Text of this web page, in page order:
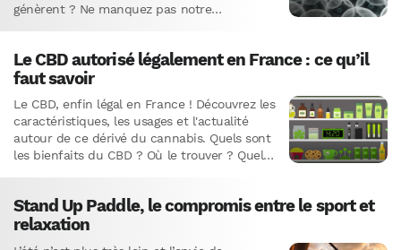
génèrent ? Ne manquez pas notre
anti-âge des antioxydants.
Le CBD autorisé légalement en France : ce qu’il
faut savoir
Le CBD, enfin légal en France ! Découvrez les
caractéristiques, les usages et l'actualité
autour de ce dérivé du cannabis. Quels sont
les bienfaits du CBD ? Où le trouver ? Quelle
savoir sur cette substance en vogue.
Stand Up Paddle, le compromis entre le sport et
relaxation